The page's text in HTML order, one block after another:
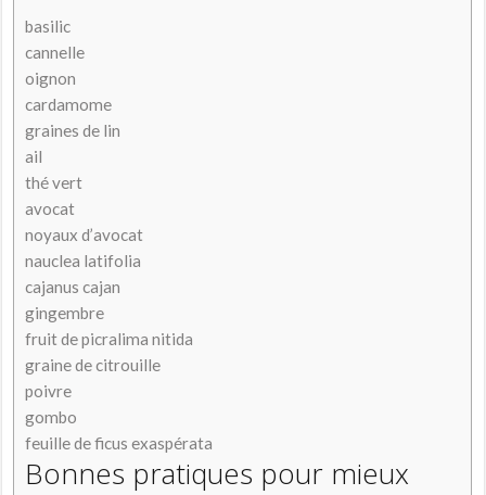
basilic
cannelle
oignon
cardamome
graines de lin
ail
thé vert
avocat
noyaux d’avocat
nauclea latifolia
cajanus cajan
gingembre
fruit de picralima nitida
graine de citrouille
poivre
gombo
feuille de ficus exaspérata
Bonnes pratiques pour mieux